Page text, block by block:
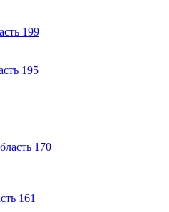
199
195
170
161